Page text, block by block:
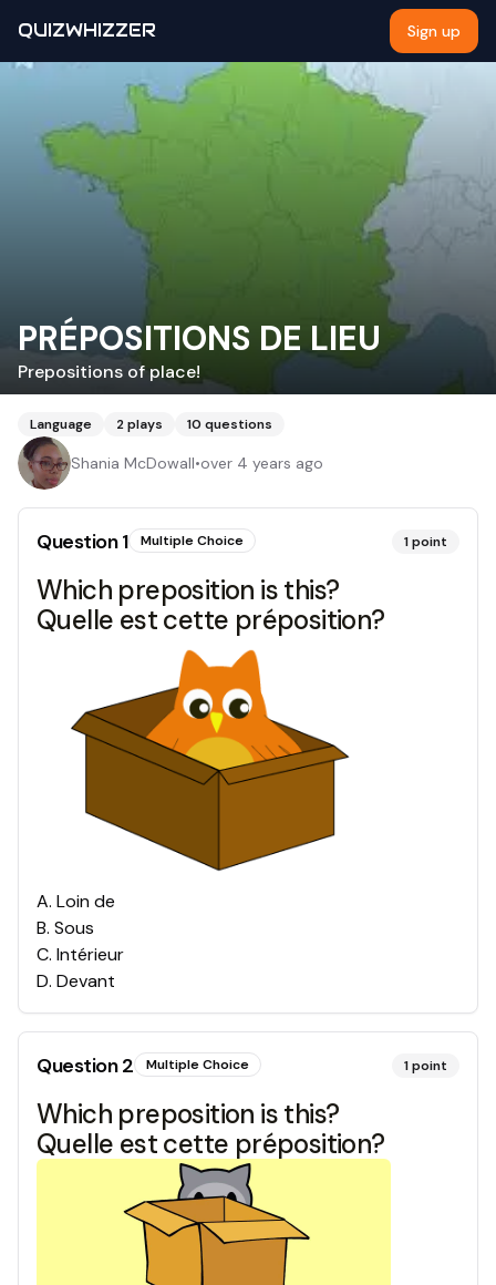
QUIZWHIZZER Sign up
PRÉPOSITIONS DE LIEU​
Prepositions of place!
Language 2plays 10 questions
Shania McDowall•over 4 years ago
Question1 Multiple Choice 1point
Which preposition is this?
Quelle est cette préposition?
A. Loin de
B. Sous
C. Intérieur
D. Devant
Question2 Multiple Choice 1point
Which preposition is this?
Quelle est cette préposition?